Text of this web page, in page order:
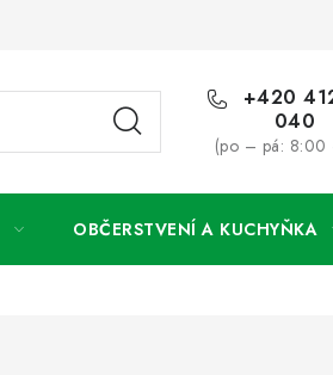
+420
040
(po – pá:
OBČERSTVENÍ A KUCHYŇKA